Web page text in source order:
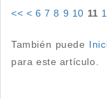
<< < 6 7 8 9 10 11
También puede
para este artículo.